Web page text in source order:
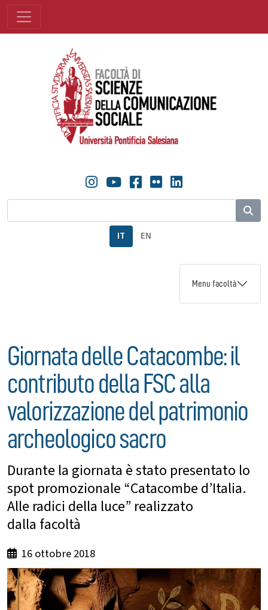
IT EN
Menu facoltà
Giornata delle Catacombe: il
contributo della FSC alla
valorizzazione del patrimonio
archeologico sacro
Durante la giornata è stato presentato lo
spot promozionale “Catacombe d’Italia.
Alle radici della luce” realizzato
dalla facoltà
16 ottobre 2018